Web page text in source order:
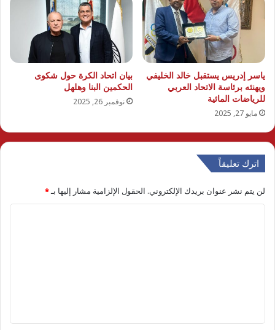
ياسر إدريس يستقبل خالد الخليفي
ويهنئه برئاسة الاتحاد العربي
للرياضات المائية
مايو 27, 2025
بيان اتحاد الكرة حول شكوى
الحكمين البنا وهلهل
نوفمبر 26, 2025
اترك تعليقاً
لن يتم نشر عنوان بريدك الإلكتروني. الحقول الإلزامية مشار إليها بـ*
ق